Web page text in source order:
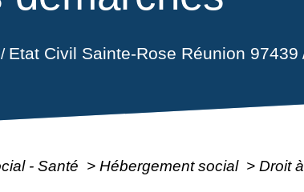
/ Etat Civil Sainte-Rose Réunion 97439
- Santé > Hébergement social > Droit